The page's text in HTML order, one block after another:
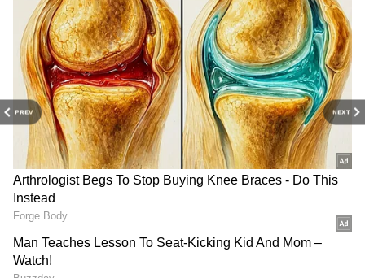
PREV NEXT
2
5
இந்நிகழ்ச்சி ஒளிபரப்பான சில
நாட்களிலேயே மக்கள் மத்தியில்
மிகப்பெரிய அளவில் ரீச் ஆகிவிட்டது.